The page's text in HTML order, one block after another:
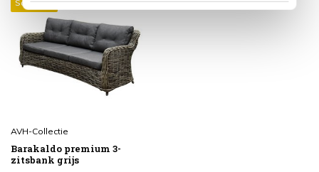
Sale 38%
AVH-Collectie
Barakaldo premium 3-
zitsbank grijs